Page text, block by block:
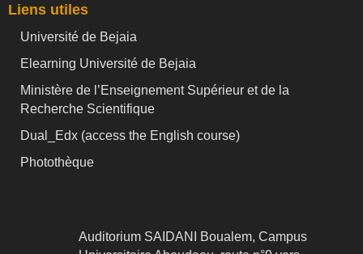
Liens utiles
Université de Bejaia
Elearning Université de Bejaia
Ministère de l’Enseignement Supérieur et de la
Recherche Scientifique
Dual_Edx (access the English course)
Photothèque
Auditorium SAIDANI Boualem, Campus